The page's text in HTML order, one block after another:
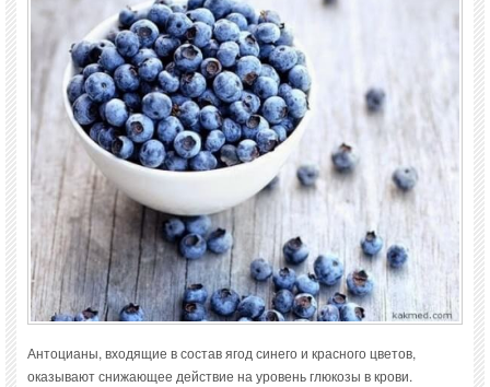
Антоцианы, входящие в состав ягод синего и красного цветов,
оказывают снижающее действие на уровень глюкозы в крови.